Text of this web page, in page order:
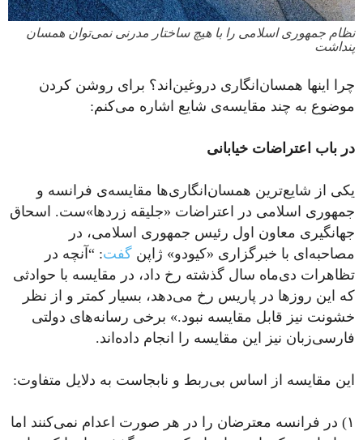
نظام جمهوری اسلامی را با هیچ ساختار مدرنی نمی‌توان همسان‌
پنداشت
چرا اینها همسان‌انگاری دروغین‌اند؟ برای روشن کردن
موضوع به چند مقایسه‌ی شایع اشاره می‌کنم:
در باب اعتراضات خیابانی
یکی از شایع‌ترین همسان‌انگاری‌ها مقایسه‌ی فرانسه و
جمهوری اسلامی در اعتراضات «جلیقه زردها»ست. اسحاق
جهانگیری معاون اول رئیس جمهوری اسلامی، در
مصاحبه‌ای با خبرگزاری «کیودو» ژاپن گفت: “آنچه در
تظاهرات دی‌ماه سال گذشته رخ داد، در مقایسه با حوادثی
که این روزها در پاریس رخ می‌دهد، بسیار کمتر و از نظر
خشونت نیز قابل مقایسه نبود.» برخی رسانه‌های دولتی
فارسی‌زبان نیز این مقایسه را انجام داده‌اند.
این مقایسه از اساس بی‌ربط و نابجاست به دلایل متفاوت:
۱) در فرانسه معترضان را در هر صورت اعدام نمی‌کنند اما